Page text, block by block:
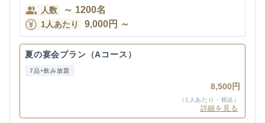
人数 ～ 1200名
1人あたり 9,000円 ～
夏の宴会プラン（Aコース）
7品+飲み放題
8,500円
（1人あたり・税込）
詳細を見る